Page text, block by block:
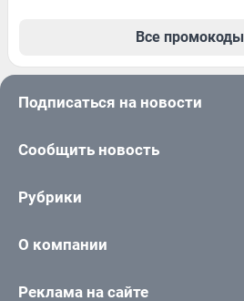
Все промокоды
Подписаться на новости
Сообщить новость
Рубрики
О компании
Реклама на сайте